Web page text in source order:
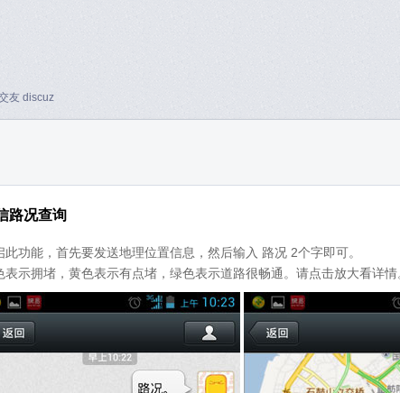
友 discuz
路况查询
此功能，首先要发送地理位置信息，然后输入 路况 2个字即可。
表示拥堵，黄色表示有点堵，绿色表示道路很畅通。请点击放大看详情